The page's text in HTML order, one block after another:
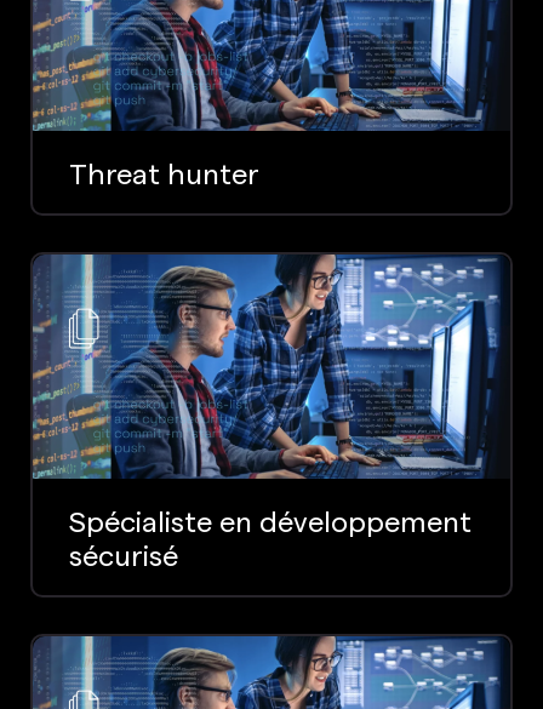
Threat hunter
Spécialiste en développement
sécurisé